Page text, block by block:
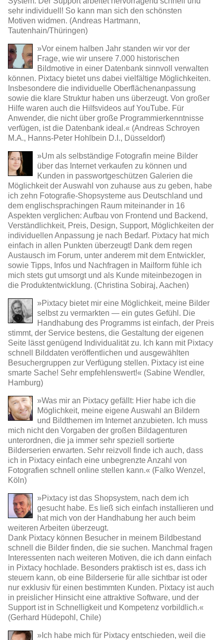
sehr individuell! So kann man sich den schönsten
Motiven widmen. (Andreas Hartmann,
Tautenhain/Thüringen)
»Vor einem halben Jahr standen wir vor der
Frage, wie wir unsere 7.000 historischen
Bildmotive in einer Datenbank sinnvoll verwalten
können. Pixtacy bietet uns dabei vielfältige Möglichkeiten.
Insbesondere die individuelle Oberflächenanpassung
sowie die klare Struktur haben uns überzeugt. Von großer
Hilfe waren auch die Hilfsvideos auf YouTube. Für
Anwender, die nicht über große Programmierkenntnisse
verfügen, ist die Datenbank ideal.« (Andreas Schroyen
M.A., Hanns-Peter Hohlbein D.I., Düsseldorf)
»Um als selbständige Fotografin meine Bilder
über das Internet verkaufen zu können und
Kunden in passwortgeschützen Galerien die
Möglichkeit der Auswahl von zuhause aus zu geben, habe
ich zehn Fotografie-Shopsysteme aus Deutschland und
dem englischsprachingen Raum miteinander in 16
Aspekten verglichen: Aufbau von Frontend und Backend,
Verständlichkeit, Preis, Design, Support, Möglichkeiten der
individuellen Anpassung je nach Bedarf. Pixtacy hat mich
einfach in allen Punkten überzeugt! Dank dem regen
Austausch im Forum, unter anderem mit dem Entwickler,
sowie Tipps, Infos und Nachfragen in Mailform fühle ich
mich stets gut umsorgt und als Kunde miteinbezogen in
die Produktentwicklung. (Christina Sobiraj, Aachen)
»Pixtacy bietet mir eine Möglichkeit, meine Bilder
selbst zu vermarkten — ein gutes Gefühl. Die
Handhabung des Programms ist einfach, der Preis
stimmt, der Service bestens, die Gestaltung der eigenen
Seite lässt genügend Individualität zu. Ich kann mit Pixtacy
schnell Bilddaten veröffentlichen und ausgewählten
Besuchergruppen zur Verfügung stellen. Pixtacy ist eine
smarte Sache! Sehr empfehlenswert!« (Sabine Wendler,
Hamburg)
»Was mir an Pixtacy gefällt: Hier habe ich die
Möglichkeit, meine eigene Auswahl an Bildern
und Bildthemen im Internet anzubieten. Ich muss
mich nicht den Vorgaben der großen Bildagenturen
unterordnen, die ja immer sehr speziell sortierte
Bilderserien erwarten. Sehr reizvoll finde ich auch, dass
ich in Pixtacy einfach eine unbegrenzte Anzahl von
Fotografien schnell online stellen kann.« (Falko Wenzel,
Köln)
»Pixtacy ist das Shopsystem, nach dem ich
gesucht habe. Es ließ sich einfach installieren und
hat mich von der Handhabung her auch beim
weiteren Arbeiten überzeugt.
Dank Pixtacy können Besucher in meinem Bildbestand
schnell die Bilder finden, die sie suchen. Manchmal fragen
Interessenten nach weiteren Motiven, die ich dann einfach
in Pixtacy hochlade. Besonders praktisch ist es, dass ich
steuern kann, ob eine Bilderserie für alle sichtbar ist oder
nur exklusiv für einen bestimmten Kunden. Pixtacy ist auch
in preislicher Hinsicht eine attraktive Software, und der
Support ist in Schnelligkeit und Kompetenz vorbildlich.«
(Gerhard Hüdepohl, Chile)
»Ich habe mich für Pixtacy entschieden, weil die